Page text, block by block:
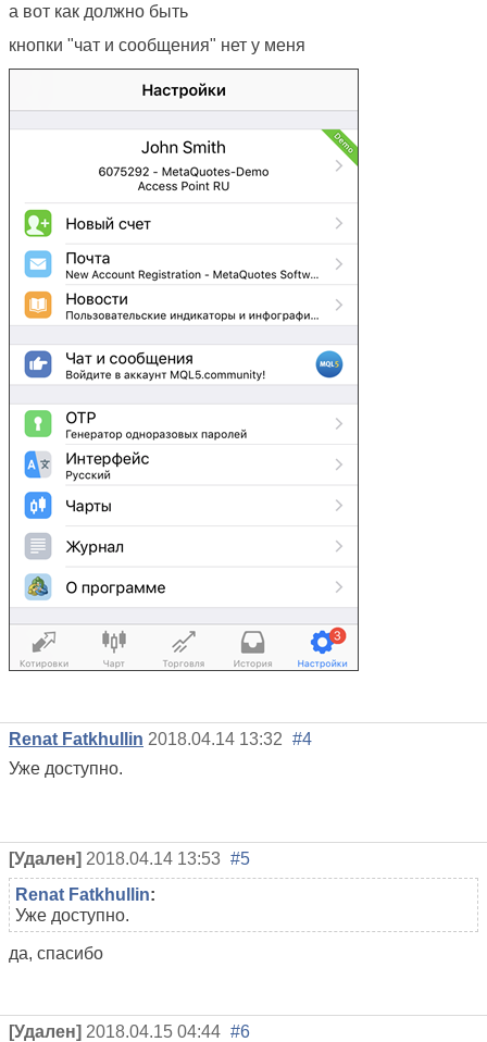
а вот как должно быть
кнопки "чат и сообщения" нет у меня
Renat Fatkhullin 2018.04.14 13:32 #4
Уже доступно.
[Удален] 2018.04.14 13:53 #5
Renat Fatkhullin:
Уже доступно.
да, спасибо
[Удален] 2018.04.15 04:44 #6